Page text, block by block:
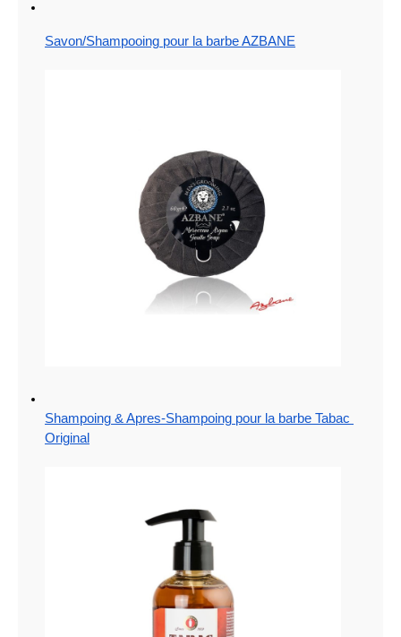
Savon/Shampooing pour la barbe AZBANE
Shampoing & Apres-Shampoing pour la barbe Tabac
Original